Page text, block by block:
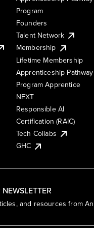
and resources from
Program
Founders
Talent Network
Membership
Lifetime Membership
Apprenticeship Pathway
Program Apprentice
NEXT
Responsible AI
Certification (RAIC)
Tech Collabs
GHC